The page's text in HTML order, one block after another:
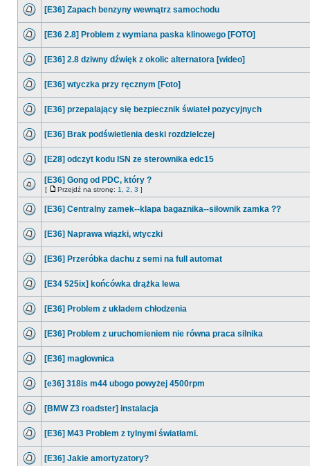
[E36] Zapach benzyny wewnątrz samochodu
[E36 2.8] Problem z wymiana paska klinowego [FOTO]
[E36] 2.8 dziwny dźwięk z okolic alternatora [wideo]
[E36] wtyczka przy ręcznym [Foto]
[E36] przepalający się bezpiecznik świateł pozycyjnych
[E36] Brak podświetlenia deski rozdzielczej
[E28] odczyt kodu ISN ze sterownika edc15
[E36] Gong od PDC, który ?
[ Przejdź na stronę: 1 2 3 ]
[E36] Centralny zamek--klapa bagaznika--siłownik zamka ??
[E36] Naprawa wiązki, wtyczki
[E36] Przeróbka dachu z semi na full automat
[E34 525ix] końcówka drążka lewa
[E36] Problem z układem chłodzenia
[E36] Problem z uruchomieniem nie równa praca silnika
[E36] maglownica
[e36] 318is m44 ubogo powyżej 4500rpm
[BMW Z3 roadster] instalacja
[E36] M43 Problem z tylnymi światłami.
[E36] Jakie amortyzatory?